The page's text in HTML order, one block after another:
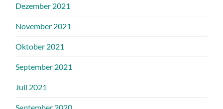
Dezember 2021
November 2021
Oktober 2021
September 2021
Juli 2021
September 2020